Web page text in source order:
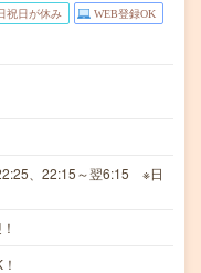
祝日が休み WEB登録OK
、22:15～翌6:15 ※日